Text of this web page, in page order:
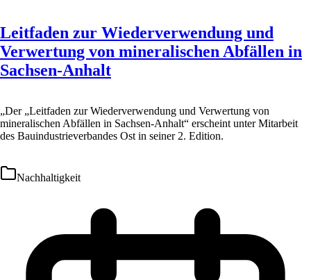
Leitfaden zur Wiederverwendung und
Verwertung von mineralischen Abfällen in
Sachsen-Anhalt
„Der „Leitfaden zur Wiederverwendung und Verwertung von
mineralischen Abfällen in Sachsen-Anhalt“ erscheint unter Mitarbeit
des Bauindustrieverbandes Ost in seiner 2. Edition.
Nachhaltigkeit